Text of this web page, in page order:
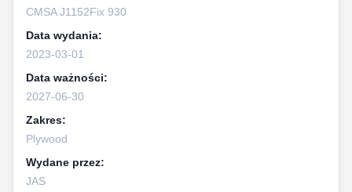
CMSA J1152Fix 930
Data wydania:
2023-03-01
Data ważności:
2027-06-30
Zakres:
Plywood
Wydane przez:
JAS